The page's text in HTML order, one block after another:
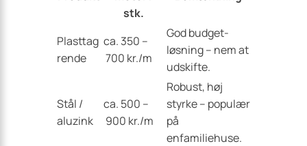
stk.
Plasttag
rende
ca. 350 –
700 kr./m
God budget­
løsning – nem at
udskifte.
Stål /
aluzink
ca. 500 –
900 kr./m
Robust, høj
styrke – populær
på
enfamiliehuse.